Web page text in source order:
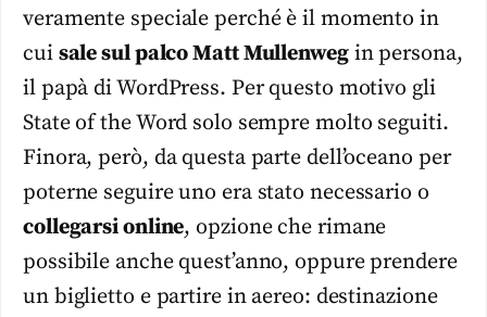
veramente speciale perché è il momento in
cui sale sul palco Matt Mullenwegin persona,
il papà di WordPress. Per questo motivo gli
State of the Word solo sempre molto seguiti.
Finora, però, da questa parte dell’oceano per
poterne seguire uno era stato necessario o
collegarsi online, opzione che rimane
possibile anche quest’anno, oppure prendere
un biglietto e partire in aereo: destinazione